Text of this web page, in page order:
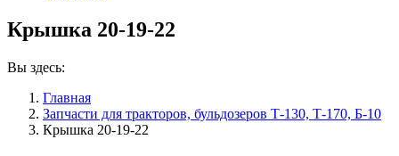
Крышка 20-19-22
Вы здесь:
Главная
Запчасти для тракторов, бульдозеров Т-130, Т-170, Б-10
Крышка 20-19-22